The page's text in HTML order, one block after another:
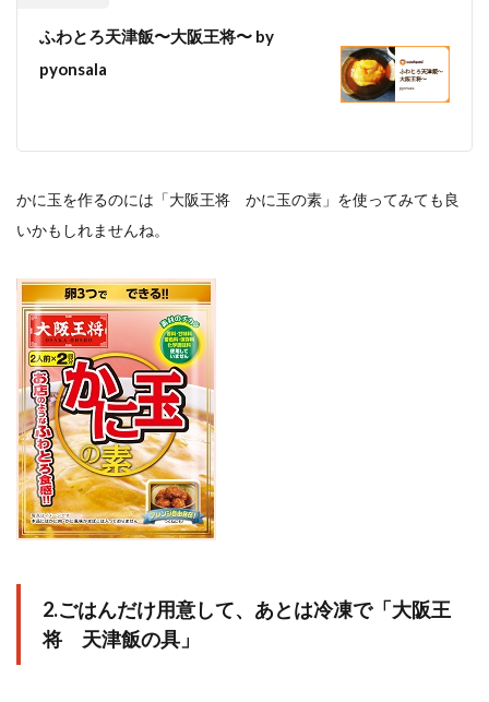
ふわとろ天津飯〜大阪王将〜 by
pyonsala
かに玉を作るのには「大阪王将 かに玉の素」を使ってみても良
いかもしれませんね。
2.ごはんだけ用意して、あとは冷凍で「大阪王
将 天津飯の具」